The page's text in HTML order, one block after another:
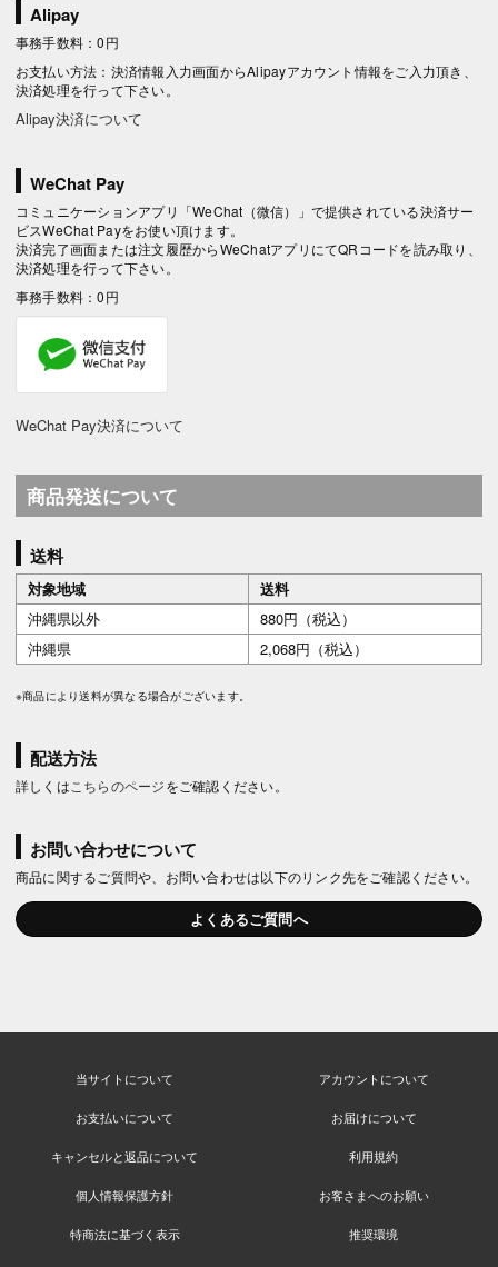
Alipay
事務手数料：0円
お支払い方法：決済情報入力画面からAlipayアカウント情報をご入力頂き、
決済処理を行って下さい。
Alipay決済について
WeChat Pay
コミュニケーションアプリ「WeChat（微信）」で提供されている決済サー
ビスWeChat Payをお使い頂けます。
決済完了画面または注文履歴からWeChatアプリにてQRコードを読み取り、
決済処理を行って下さい。
事務手数料：0円
WeChat Pay決済について
商品発送について
送料
対象地域
送料
沖縄県以外
880円（税込）
沖縄県
2,068円（税込）
※商品により送料が異なる場合がございます。
配送方法
詳しくは こちらのページをご確認ください。
お問い合わせについて
商品に関するご質問や、お問い合わせは以下のリンク先をご確認ください。
よくあるご質問へ
当サイトについて アカウントについて
お支払いについて お届けについて
キャンセルと返品について 利用規約
個人情報保護方針 お客さまへのお願い
特商法に基づく表示 推奨環境